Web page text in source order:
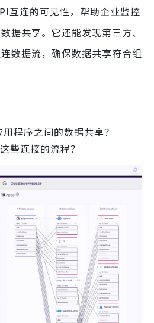
互连的可见性，帮助企业监控
据共享。它还能发现第三方、
数据流，确保数据共享符合组
程序之间的数据共享？
些连接的流程？